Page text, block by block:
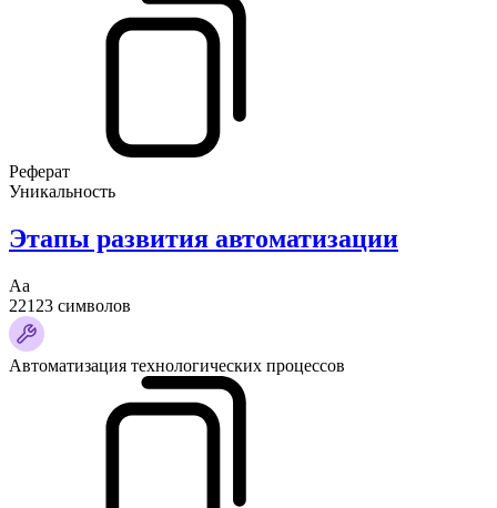
Реферат
Уникальность
Этапы развития автоматизации
Аа
22123 символов
Автоматизация технологических процессов